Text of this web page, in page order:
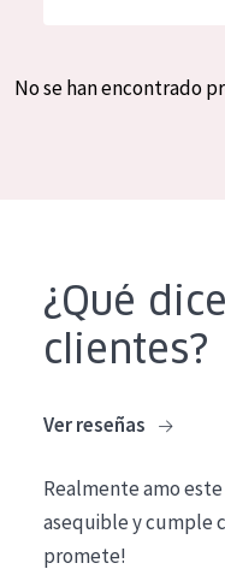
Crema de día
Crema de noche
Limpieza
COLECCIÓN
Spanish
No se han encontrado
¿Qué
clientes?
Ver reseñas
Realmente amo
asequible y cumple
promete!